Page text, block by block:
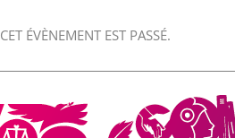
CET ÉVÈNEMENT EST PASSÉ.